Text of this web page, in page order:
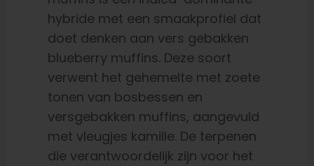
hybride met een smaakprofiel dat
doet denken aan vers gebakken
blueberry muffins. Deze soort
verwent het gehemelte met zoete
tonen van bosbessen en
versgebakken muffins, aangevuld
met vleugjes kamille. De terpenen
die verantwoordelijk zijn voor het